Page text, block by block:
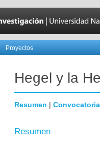
Proyectos
Hegel y la
Resumen | Convocatoria
Resumen